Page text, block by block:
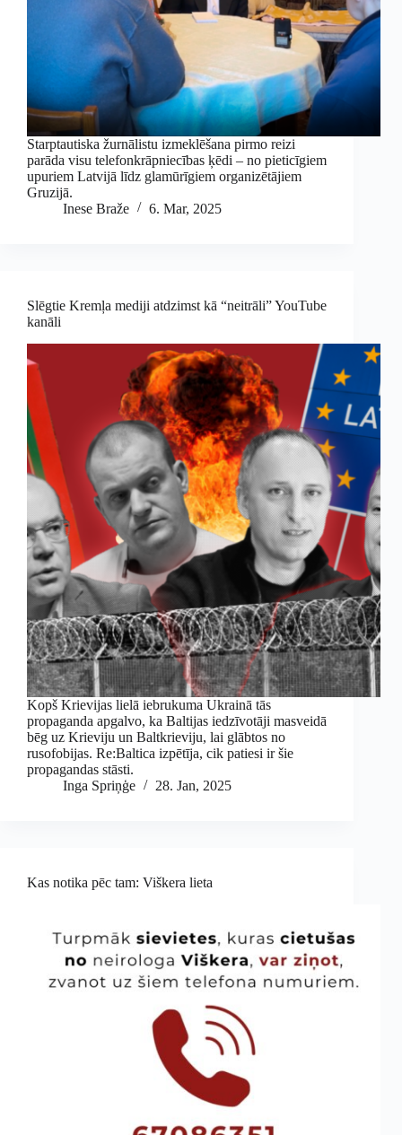
Starptautiska žurnālistu izmeklēšana pirmo reizi
parāda visu telefonkrāpniecības ķēdi – no pieticīgiem
upuriem Latvijā līdz glamūrīgiem organizētājiem
Gruzijā.
Inese Braže
6. Mar, 2025
Slēgtie Kremļa mediji atdzimst kā “neitrāli” YouTube
kanāli
Kopš Krievijas lielā iebrukuma Ukrainā tās
propaganda apgalvo, ka Baltijas iedzīvotāji masveidā
bēg uz Krieviju un Baltkrieviju, lai glābtos no
rusofobijas. Re:Baltica izpētīja, cik patiesi ir šie
propagandas stāsti.
Inga Spriņģe
28. Jan, 2025
Kas notika pēc tam: Viškera lieta